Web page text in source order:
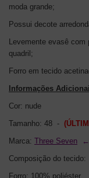
moda grande;
Possui decote
Levemente evasê com
quadril;
Forro em tecido
Informações
Cor: nude
Tamanho: 48 -
Marca: Three Seven
Composição do tecido:
Forro: 100% poliéster